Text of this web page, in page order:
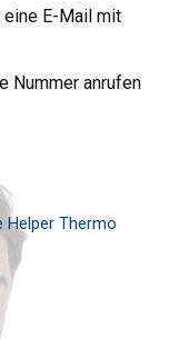
E-Mail mit
Nummer anrufen
Helper Thermo